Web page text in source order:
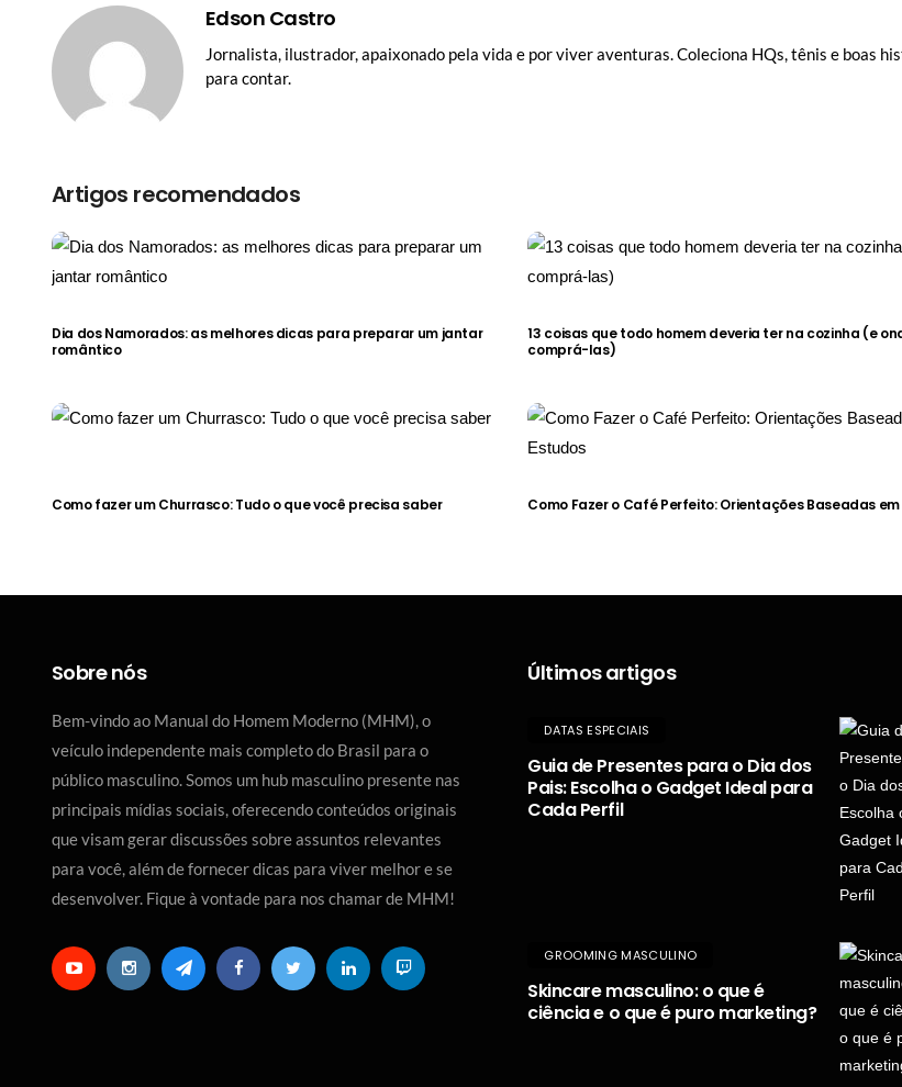
Edson Castro
Jornalista, ilustrador, apaixonado pela vida e por viver aventuras. Coleciona HQs, tênis e boas
para contar.
Artigos recomendados
Dia dos Namorados: as melhores dicas para preparar um jantar
romântico
13 coisas que todo homem deveria ter na cozinha (e
comprá-las)
Como fazer um Churrasco: Tudo o que você precisa saber Como Fazer o Café Perfeito: Orientações Baseadas
Sobre nós
Bem-vindo ao Manual do Homem Moderno (MHM), o
veículo independente mais completo do Brasil para o
público masculino. Somos um hub masculino presente nas
principais mídias sociais, oferecendo conteúdos originais
que visam gerar discussões sobre assuntos relevantes
para você, além de fornecer dicas para viver melhor e se
desenvolver. Fique à vontade para nos chamar de MHM!
Últimos artigos
DATAS ESPECIAIS
Guia de Presentes para o Dia dos
Pais: Escolha o Gadget Ideal para
Cada Perfil
GROOMING MASCULINO
Skincare masculino: o que é
ciência e o que é puro marketing?